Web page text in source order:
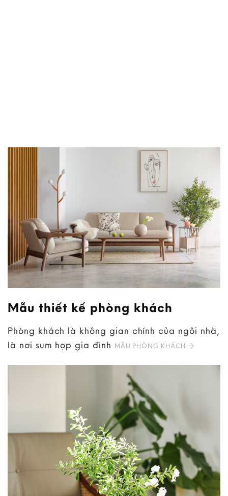
Mẫu thiết kế phòng khách
Phòng khách là không gian chính của ngôi nhà,
là nơi sum họp gia đình MẪU PHÒNG KHÁCH